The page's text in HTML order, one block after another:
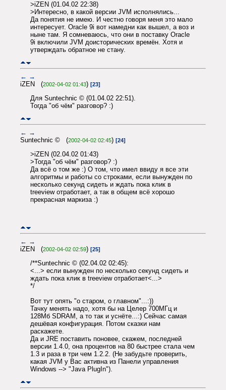
>iZEN (01.04.02 22:38)
>Интересно, в какой версии JVM исполнялись...
Да понятия не имею. И честно говоря меня это мало
интересует. Oracle 9i вот намедни как вышел, а воз и
ныне там. Я сомневаюсь, что они в поставку Oracle
9i включили JVM доисторических времён. Хотя и
утверждать обратное не стану.
← →
iZEN (2002-04-02 01:43) [23]
Для Suntechnic © (01.04.02 22:51).
Тогда "об чём" разговор? :)
← →
Suntechnic © (2002-04-02 02:45) [24]
>iZEN (02.04.02 01:43)
>Тогда "об чём" разговор? :)
Да всё о том же :) О том, что имел ввиду я все эти
алгоритмы и работы со строками, если вынужден по
несколько секунд сидеть и ждать пока клик в
treeview отработает, а так в общем всё хорошо
прекрасная маркиза :)
← →
iZEN (2002-04-02 02:59) [25]
/**Suntechnic © (02.04.02 02:45):
<...> если вынужден по несколько секунд сидеть и
ждать пока клик в treeview отработает<...>
*/
Вот тут опять "о старом, о главном"...:))
Тачку менять надо, хотя бы на Целер 700МГц и
128Мб SDRAM, а то так и уснёте...:) Сейчас самая
дешёвая конфигурация. Потом сказки нам
раскажете.
Да и JRE поставить поновее, скажем, последней
версии 1.4.0, она процентов на 80 быстрее стала чем
1.3 и раза в три чем 1.2.2. (Не забудьте проверить,
какая JVM у Вас активна из Панели управления
Windows --> "Java PlugIn").